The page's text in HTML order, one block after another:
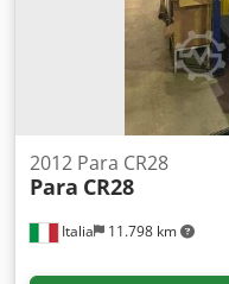
Italia 11.798 km
2012 Para CR28
Para CR28